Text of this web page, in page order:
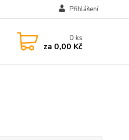
Přihlášení
0ks
za 0,00 Kč